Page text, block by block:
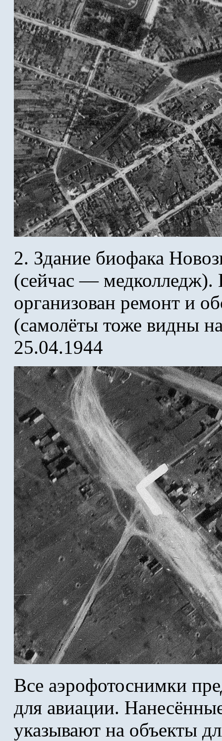
2. Здание биофака
(сейчас — медколледж).
организован ремонт и
(самолёты тоже видны
25.04.1944
Все аэрофотоснимки
для авиации.
указывают на объекты